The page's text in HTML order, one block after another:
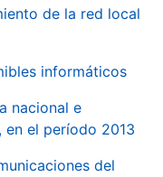
de la red local
informáticos
nacional e
en el período 2013
del